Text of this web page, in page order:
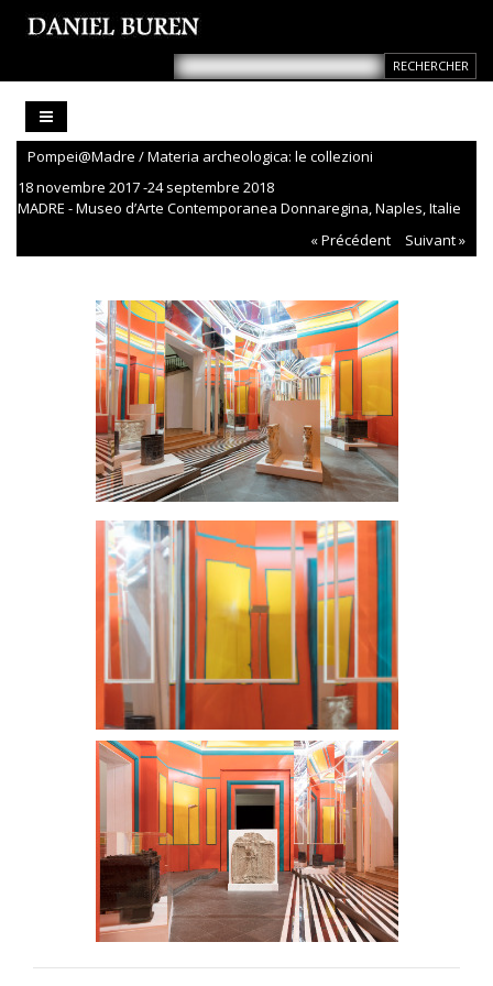
Pompei@Madre / Materia archeologica: le collezioni
18 novembre 2017 -24 septembre 2018
MADRE - Museo d’Arte Contemporanea Donnaregina, Naples, Italie
« Précédent
Suivant »